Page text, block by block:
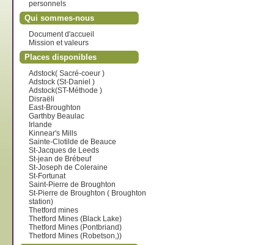
personnels
Qui sommes-nous
Document d'accueil
Mission et valeurs
Places disponibles
Adstock( Sacré-coeur )
Adstock (St-Daniel )
Adstock(ST-Méthode )
Disraëli
East-Broughton
Garthby Beaulac
Irlande
Kinnear's Mills
Sainte-Clotilde de Beauce
St-Jacques de Leeds
St-jean de Brébeuf
St-Joseph de Coleraine
St-Fortunat
Saint-Pierre de Broughton
St-Pierre de Broughton ( Broughton
station)
Thetford mines
Thetford Mines (Black Lake)
Thetford Mines (Pontbriand)
Thetford Mines (Robetson,))